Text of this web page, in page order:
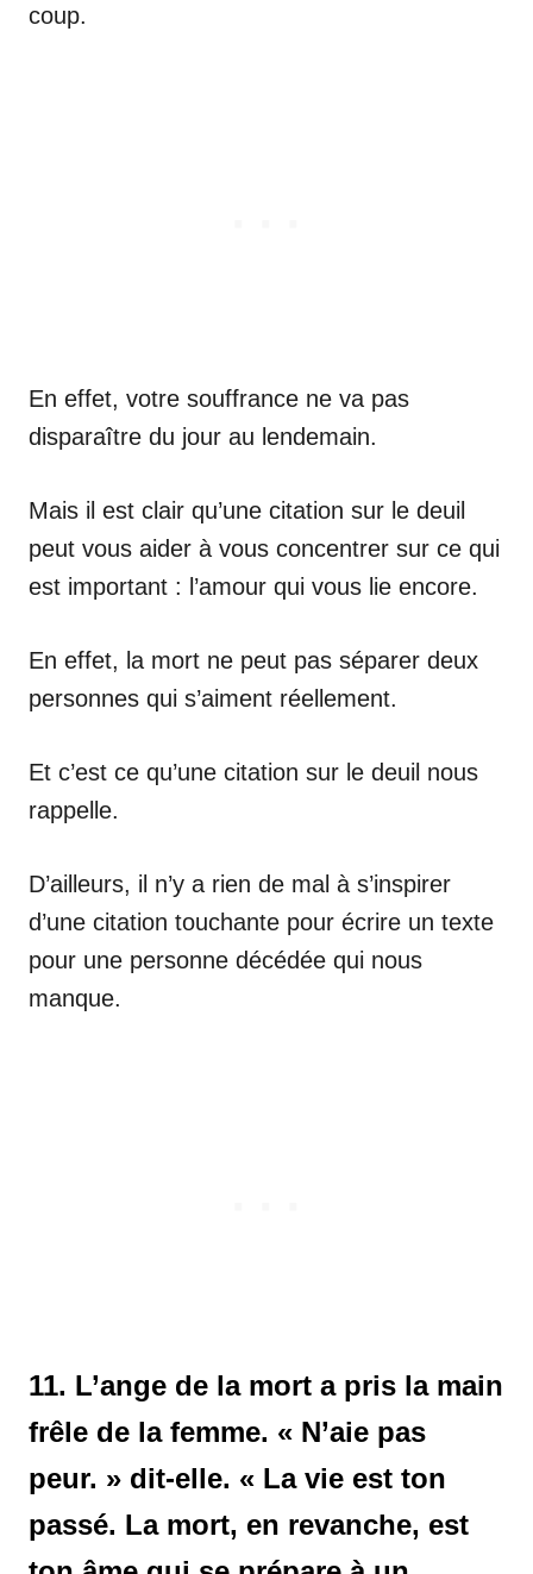
coup.
En effet, votre souffrance ne va pas
disparaître du jour au lendemain.
Mais il est clair qu’une citation sur le deuil
peut vous aider à vous concentrer sur ce qui
est important : l’amour qui vous lie encore.
En effet, la mort ne peut pas séparer deux
personnes qui s’aiment réellement.
Et c’est ce qu’une citation sur le deuil nous
rappelle.
D’ailleurs, il n’y a rien de mal à s’inspirer
d’une citation touchante pour écrire un texte
pour une personne décédée qui nous
manque.
11. L’ange de la mort a pris la main
frêle de la femme. « N’aie pas
peur. » dit-elle. « La vie est ton
passé. La mort, en revanche, est